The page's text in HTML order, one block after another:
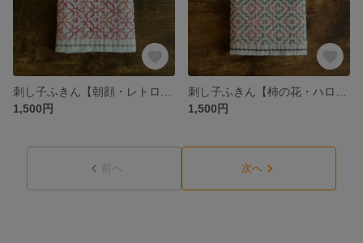
1,500円
1,500円
前へ 次へ